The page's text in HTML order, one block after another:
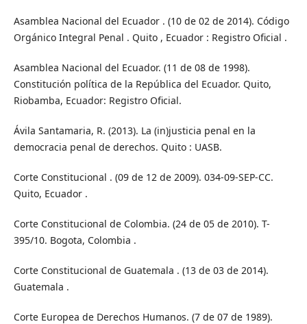
Asamblea Nacional del Ecuador . (10 de 02 de 2014). Código
Orgánico Integral Penal . Quito , Ecuador : Registro Oficial .
Asamblea Nacional del Ecuador. (11 de 08 de 1998).
Constitución política de la República del Ecuador. Quito,
Riobamba, Ecuador: Registro Oficial.
Ávila Santamaria, R. (2013). La (in)justicia penal en la
democracia penal de derechos. Quito : UASB.
Corte Constitucional . (09 de 12 de 2009). 034-09-SEP-CC.
Quito, Ecuador .
Corte Constitucional de Colombia. (24 de 05 de 2010). T-
395/10. Bogota, Colombia .
Corte Constitucional de Guatemala . (13 de 03 de 2014).
Guatemala .
Corte Europea de Derechos Humanos. (7 de 07 de 1989).